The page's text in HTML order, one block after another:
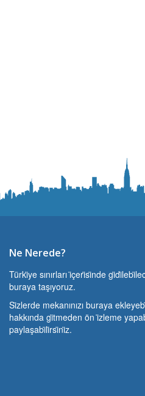
Ne Nerede?
Türki̇ye sınırları i̇çeri̇si̇nde
buraya taşıyoruz.
Si̇zlerde mekanınızı buraya
hakkında gi̇tmeden ön i̇zleme
paylaşabi̇li̇rsi̇ni̇z.